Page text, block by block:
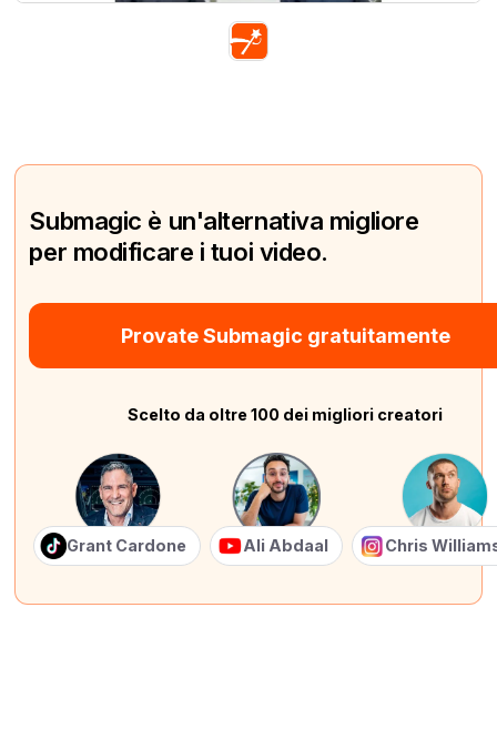
Submagic è un'alternativa migliore
per modificare i tuoi video.
Provate Submagic gratuitamente
Scelto da oltre 100 dei migliori creatori
Grant Cardone Ali Abdaal Chris